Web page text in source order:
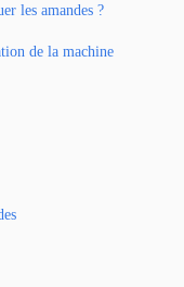
les amandes ?
de la machine